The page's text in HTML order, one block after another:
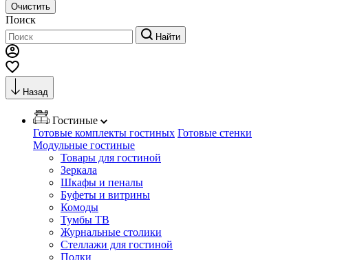
Очистить
Поиск
Найти
Назад
Гостиные
Готовые комплекты гостиных Готовые стенки
Модульные гостиные
Товары для гостиной
Зеркала
Шкафы и пеналы
Буфеты и витрины
Комоды
Тумбы ТВ
Журнальные столики
Стеллажи для гостиной
Полки